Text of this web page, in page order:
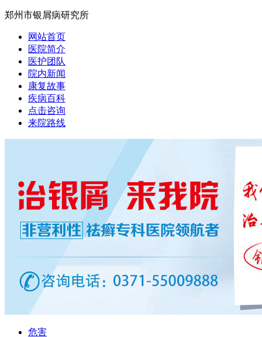
郑州市银屑病研究所
网站首页
医院简介
医护团队
院内新闻
康复故事
疾病百科
点击咨询
来院路线
危害